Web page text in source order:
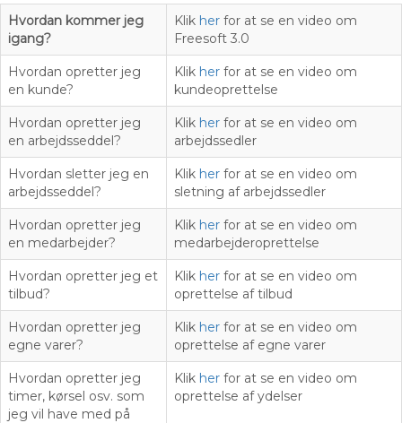
Hvordan kommer jeg
igang?
Klik her for at se en video om
Freesoft 3.0
Hvordan opretter jeg
en kunde?
Klik her for at se en video om
kundeoprettelse
Hvordan opretter jeg
en arbejdsseddel?
Klik her for at se en video om
arbejdssedler
Hvordan sletter jeg en
arbejdsseddel?
Klik her for at se en video om
sletning af arbejdssedler
Hvordan opretter jeg
en medarbejder?
Klik her for at se en video om
medarbejderoprettelse
Hvordan opretter jeg et
tilbud?
Klik her for at se en video om
oprettelse af tilbud
Hvordan opretter jeg
egne varer?
Klik her for at se en video om
oprettelse af egne varer
Hvordan opretter jeg
timer, kørsel osv. som
jeg vil have med på
Klik her for at se en video om
oprettelse af ydelser